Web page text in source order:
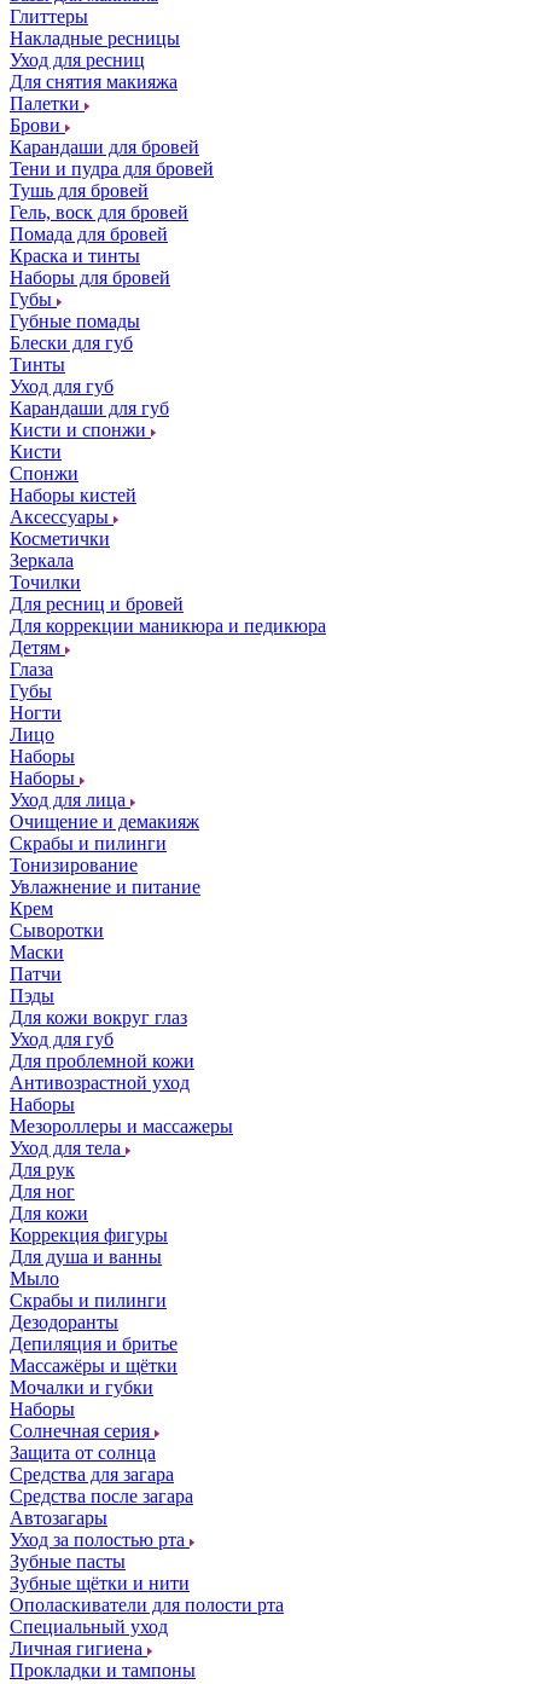
Глиттеры
Накладные ресницы
Уход для ресниц
Для снятия макияжа
Палетки
Брови
Карандаши для бровей
Тени и пудра для бровей
Тушь для бровей
Гель, воск для бровей
Помада для бровей
Краска и тинты
Наборы для бровей
Губы
Губные помады
Блески для губ
Тинты
Уход для губ
Карандаши для губ
Кисти и спонжи
Кисти
Спонжи
Наборы кистей
Аксессуары
Косметички
Зеркала
Точилки
Для ресниц и бровей
Для коррекции маникюра и педикюра
Детям
Глаза
Губы
Ногти
Лицо
Наборы
Наборы
Уход для лица
Очищение и демакияж
Скрабы и пилинги
Тонизирование
Увлажнение и питание
Крем
Сыворотки
Маски
Патчи
Пэды
Для кожи вокруг глаз
Уход для губ
Для проблемной кожи
Антивозрастной уход
Наборы
Мезороллеры и массажеры
Уход для тела
Для рук
Для ног
Для кожи
Коррекция фигуры
Для душа и ванны
Мыло
Скрабы и пилинги
Дезодоранты
Депиляция и бритье
Массажёры и щётки
Мочалки и губки
Наборы
Солнечная серия
Защита от солнца
Средства для загара
Средства после загара
Автозагары
Уход за полостью рта
Зубные пасты
Зубные щётки и нити
Ополаскиватели для полости рта
Специальный уход
Личная гигиена
Прокладки и тампоны